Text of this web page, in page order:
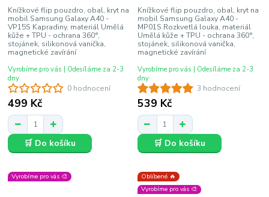
0 hodnocení
Knížkové flip pouzdro, obal, kryt na
mobil Samsung Galaxy A40 -
VP15S Kapradiny, materiál Umělá
kůže + TPU - ochrana 360°,
stojánek, silikonová vanička,
magnetické zavírání
499 Kč
Vyrobíme pro vás | Odesíláme za 2-3
dny
🛒 Do košíku
3 hodnocení
Knížkové flip pouzdro, obal, kryt na
mobil Samsung Galaxy A40 -
MP01S Rozkvetlá louka, materiál
Umělá kůže + TPU - ochrana 360°,
stojánek, silikonová vanička,
magnetické zavírání
539 Kč
Vyrobíme pro vás | Odesíláme za 2-3
dny
🛒 Do košíku
Vyrobíme pro vás 🎨
Oblíbené 🔥
Vyrobíme pro vás 🎨